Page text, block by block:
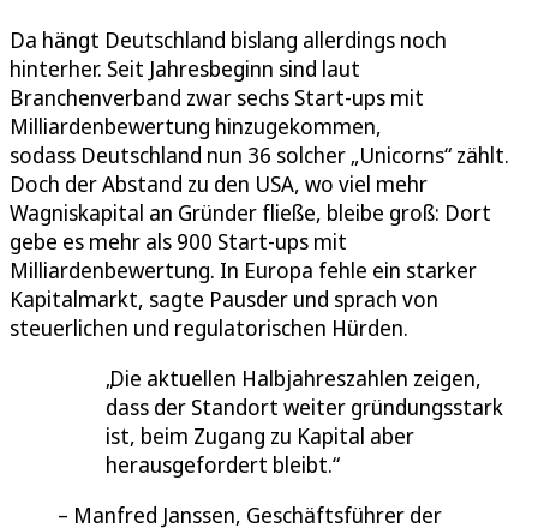
Da hängt Deutschland bislang allerdings noch
hinterher. Seit Jahresbeginn sind laut
Branchenverband zwar sechs Start-ups mit
Milliardenbewertung hinzugekommen,
sodass Deutschland nun 36 solcher „Unicorns“ zählt.
Doch der Abstand zu den USA, wo viel mehr
Wagniskapital an Gründer fließe, bleibe groß: Dort
gebe es mehr als 900 Start-ups mit
Milliardenbewertung. In Europa fehle ein starker
Kapitalmarkt, sagte Pausder und sprach von
steuerlichen und regulatorischen Hürden.
Die aktuellen Halbjahreszahlen zeigen,
dass der Standort weiter gründungsstark
ist, beim Zugang zu Kapital aber
herausgefordert bleibt.
Manfred Janssen, Geschäftsführer der